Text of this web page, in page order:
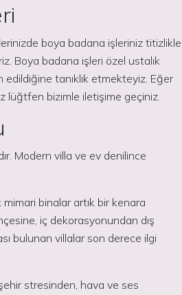
boya badana işleriniz titizlikle
Boya badana işleri özel ustalık
tanıklık etmekteyiz. Eğer
lüğtfen bizimle iletişime geçiniz.
Modern villa ve ev denilince
binalar artık bir kenara
iç dekorasyonundan dış
bulunan villalar son derece ilgi
stresinden, hava ve ses